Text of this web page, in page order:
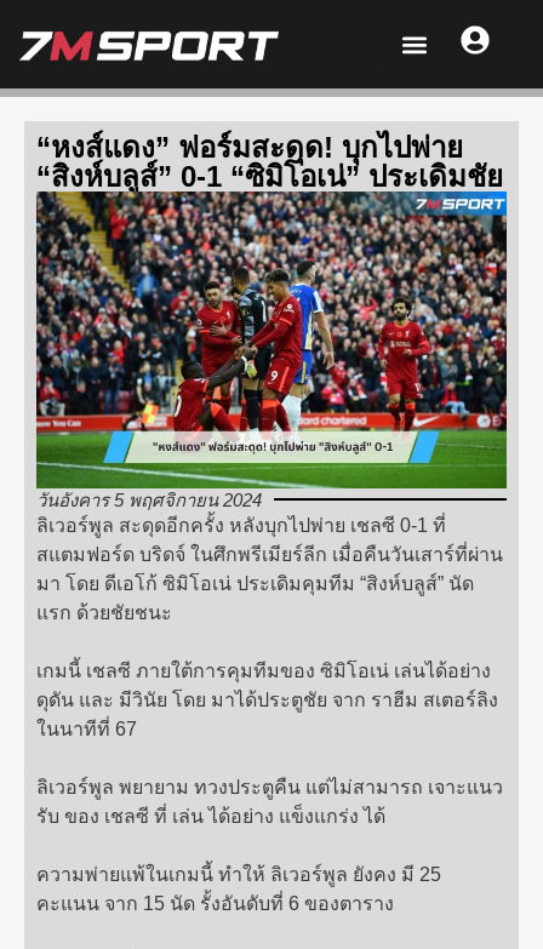
“หงส์แดง” ฟอร์มสะดุด! บุกไปพ่าย
“สิงห์บลูส์” 0-1 “ซิมิโอเน่” ประเดิมชัย
วันอังคาร 5 พฤศจิกายน 2024
ลิเวอร์พูล สะดุดอีกครั้ง หลังบุกไปพ่าย เชลซี 0-1 ที่
สแตมฟอร์ด บริดจ์ ในศึกพรีเมียร์ลีก เมื่อคืนวันเสาร์ที่ผ่าน
มา โดย ดีเอโก้ ซิมิโอเน่ ประเดิมคุมทีม “สิงห์บลูส์” นัด
แรก ด้วยชัยชนะ
เกมนี้ เชลซี ภายใต้การคุมทีมของ ซิมิโอเน่ เล่นได้อย่าง
ดุดัน และ มีวินัย โดย มาได้ประตูชัย จาก ราฮีม สเตอร์ลิง
ในนาทีที่ 67
ลิเวอร์พูล พยายาม ทวงประตูคืน แต่ไม่สามารถ เจาะแนว
รับ ของ เชลซี ที่ เล่น ได้อย่าง แข็งแกร่ง ได้
ความพ่ายแพ้ในเกมนี้ ทำให้ ลิเวอร์พูล ยังคง มี 25
คะแนน จาก 15 นัด รั้งอันดับที่ 6 ของตาราง